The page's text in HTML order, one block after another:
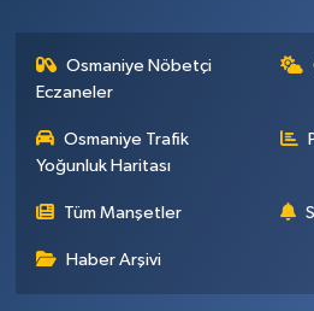
Osmaniye Nöbetçi
Eczaneler
Osmaniye Trafik
Yoğunluk Haritası
Tüm Manşetler
Haber Arşivi